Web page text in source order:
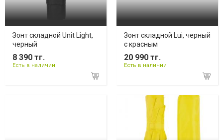
Зонт складной Unit Light,
черный
8 390 тг.
Есть в наличии
Зонт складной Lui, черный
с красным
20 990 тг.
Есть в наличии